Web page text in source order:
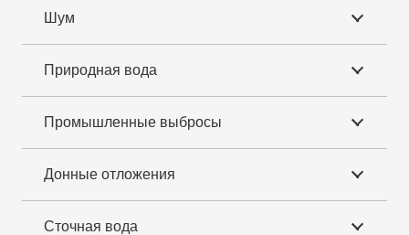
Шум
Природная вода
Промышленные выбросы
Донные отложения
Сточная вода